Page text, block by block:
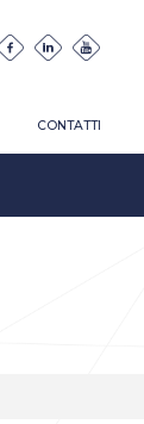
CONTATTI